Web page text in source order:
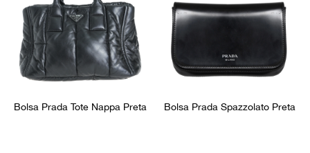
Bolsa Prada Tote Nappa Preta Bolsa Prada Spazzolato Preta